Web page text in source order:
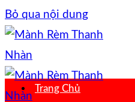
Bỏ qua nội dung
Trang Chủ